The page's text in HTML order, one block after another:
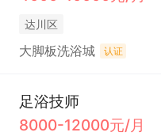
达川区
大脚板洗浴城 认证
足浴技师
8000-12000元/月